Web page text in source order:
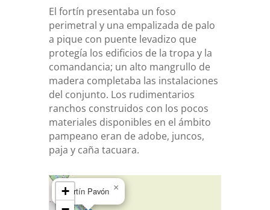
El fortín presentaba un foso
perimetral y una empalizada de palo
a pique con puente levadizo que
protegía los edificios de la tropa y la
comandancia; un alto mangrullo de
madera completaba las instalaciones
del conjunto. Los rudimentarios
ranchos construidos con los pocos
materiales disponibles en el ámbito
pampeano eran de adobe, juncos,
paja y caña tacuara.
Fortín Pavón ×
+